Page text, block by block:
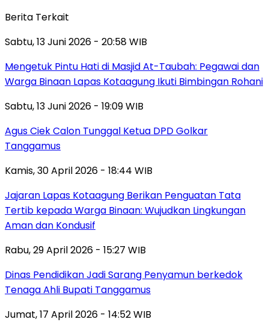
Berita Terkait
Sabtu, 13 Juni 2026 - 20:58 WIB
Mengetuk Pintu Hati di Masjid At-Taubah: Pegawai dan
Warga Binaan Lapas Kotaagung Ikuti Bimbingan Rohani
Sabtu, 13 Juni 2026 - 19:09 WIB
Agus Ciek Calon Tunggal Ketua DPD Golkar
Tanggamus
Kamis, 30 April 2026 - 18:44 WIB
Jajaran Lapas Kotaagung Berikan Penguatan Tata
Tertib kepada Warga Binaan: Wujudkan Lingkungan
Aman dan Kondusif
Rabu, 29 April 2026 - 15:27 WIB
Dinas Pendidikan Jadi Sarang Penyamun berkedok
Tenaga Ahli Bupati Tanggamus
Jumat, 17 April 2026 - 14:52 WIB